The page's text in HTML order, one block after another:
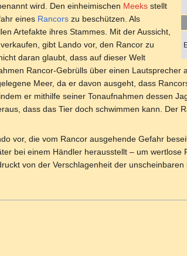
wird. Den einheimischen Meeks stellt
eines Rancors zu beschützen. Als
Artefakte ihres Stammes. Mit der Aussicht,
gibt Lando vor, den Rancor zu
daran glaubt, dass auf dieser Welt
Rancor-Gebrülls über einen Lautsprecher
Meer, da er davon ausgeht, dass
er mithilfe seiner Tonaufnahmen dessen
dass das Tier doch schwimmen kann. Der
vor, die vom Rancor ausgehende Gefahr
bei einem Händler herausstellt – um wertlose
von der Verschlagenheit der unscheinbaren